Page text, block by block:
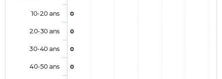
0
0
0
0
10-20 ans
20-30 ans
30-40 ans
40-50 ans